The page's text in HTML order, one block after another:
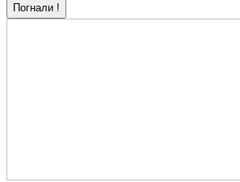
Погнали !